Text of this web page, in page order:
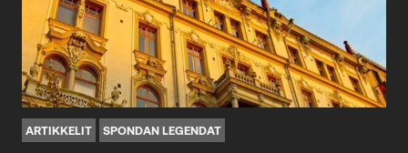
ARTIKKELIT SPONDAN LEGENDAT